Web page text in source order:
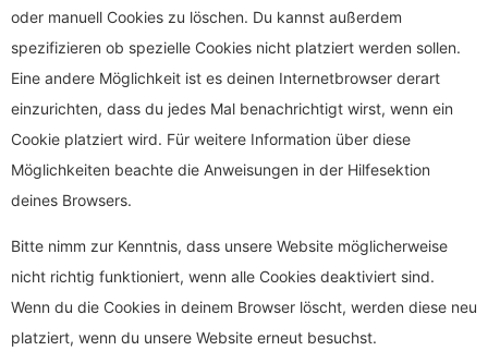
oder manuell Cookies zu löschen. Du kannst außerdem
spezifizieren ob spezielle Cookies nicht platziert werden sollen.
Eine andere Möglichkeit ist es deinen Internetbrowser derart
einzurichten, dass du jedes Mal benachrichtigt wirst, wenn ein
Cookie platziert wird. Für weitere Information über diese
Möglichkeiten beachte die Anweisungen in der Hilfesektion
deines Browsers.
Bitte nimm zur Kenntnis, dass unsere Website möglicherweise
nicht richtig funktioniert, wenn alle Cookies deaktiviert sind.
Wenn du die Cookies in deinem Browser löscht, werden diese neu
platziert, wenn du unsere Website erneut besuchst.